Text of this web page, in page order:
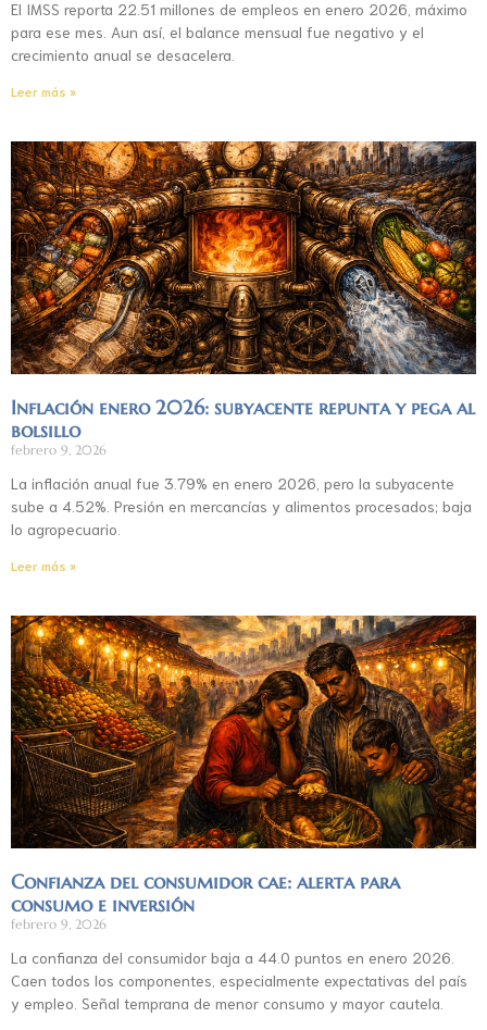
El IMSS reporta 22.51 millones de empleos en enero 2026, máximo
para ese mes. Aun así, el balance mensual fue negativo y el
crecimiento anual se desacelera.
Leer más »
Inflación enero 2026: subyacente repunta y pega al
bolsillo
febrero 9, 2026
La inflación anual fue 3.79% en enero 2026, pero la subyacente
sube a 4.52%. Presión en mercancías y alimentos procesados; baja
lo agropecuario.
Leer más »
Confianza del consumidor cae: alerta para
consumo e inversión
febrero 9, 2026
La confianza del consumidor baja a 44.0 puntos en enero 2026.
Caen todos los componentes, especialmente expectativas del país
y empleo. Señal temprana de menor consumo y mayor cautela.